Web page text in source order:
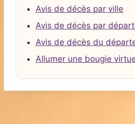
Avis de décès par ville
Avis de décès par
Avis de décès du
Allumer une bougie